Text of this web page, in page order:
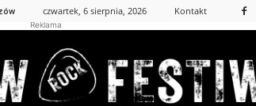
czwartek, 6 sierpnia, 2026 Kontakt
Reklama